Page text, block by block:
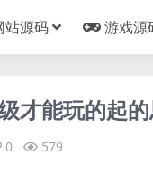
站源码 游戏源
才能玩的起
0 579